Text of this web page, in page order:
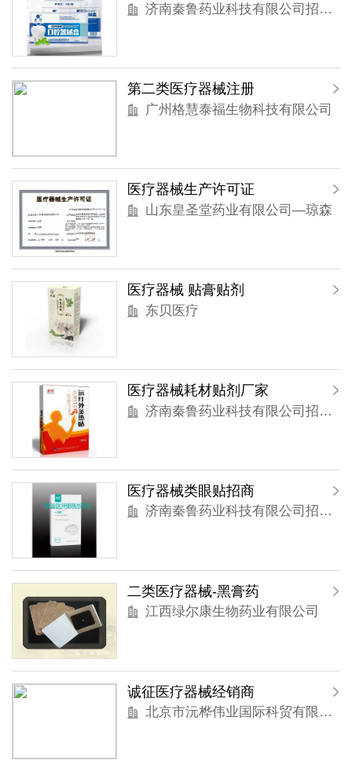
济南秦鲁药业科技有限公司招商部
第二类医疗器械注册
广州格慧泰福生物科技有限公司
医疗器械生产许可证
山东皇圣堂药业有限公司—琼森
医疗器械 贴膏贴剂
东贝医疗
医疗器械耗材贴剂厂家
济南秦鲁药业科技有限公司招商部
医疗器械类眼贴招商
济南秦鲁药业科技有限公司招商部
二类医疗器械-黑膏药
江西绿尔康生物药业有限公司
诚征医疗器械经销商
北京市沅桦伟业国际科贸有限公司